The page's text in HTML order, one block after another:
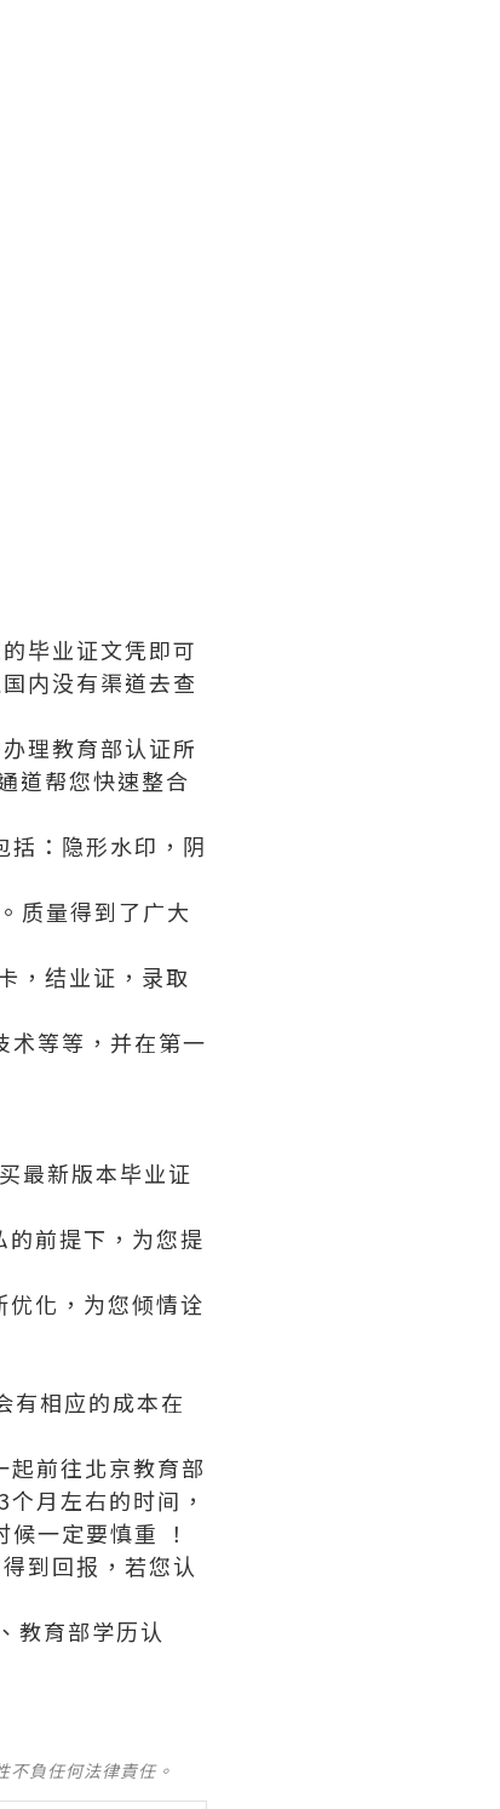
毕业证文凭即可
内没有渠道去查
理教育部认证所
道帮您快速整合
括：隐形水印，阴
质量得到了广大
，结业证，录取
术等等，并在第一
最新版本毕业证
前提下，为您提
化，为您倾情诠
有相应的成本在
前往北京教育部
月左右的时间，
一定要慎重 ！
到回报，若您认
教育部学历认
負任何法律責任。